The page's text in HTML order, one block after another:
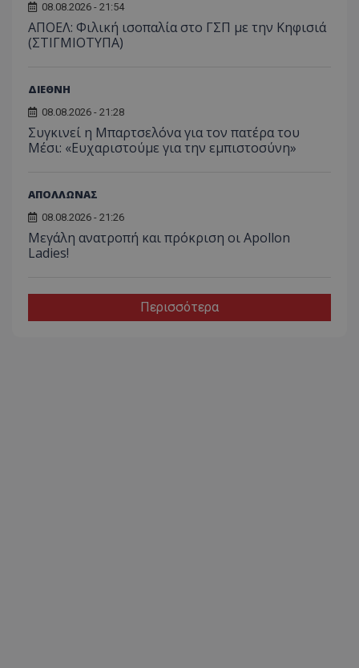
08.08.2026 - 21:54
ΑΠΟΕΛ: Φιλική ισοπαλία στο ΓΣΠ με την Κηφισιά
(ΣΤΙΓΜΙΟΤΥΠΑ)
ΔΙΕΘΝΗ
08.08.2026 - 21:28
Συγκινεί η Μπαρτσελόνα για τον πατέρα του
Μέσι: «Ευχαριστούμε για την εμπιστοσύνη»
ΑΠΟΛΛΩΝΑΣ
08.08.2026 - 21:26
Μεγάλη ανατροπή και πρόκριση οι Apollon
Ladies!
Περισσότερα